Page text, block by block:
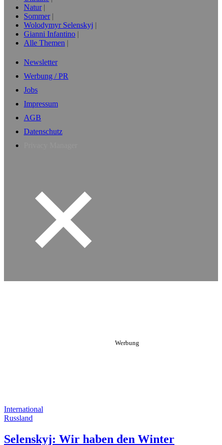
Natur
Sommer
Wolodymyr Selenskyj
Gianni Infantino
Alle Themen
Newsletter
Werbung / PR
Jobs
Impressum
AGB
Datenschutz
International
Russland
Selenskyj: Wir haben den Winter